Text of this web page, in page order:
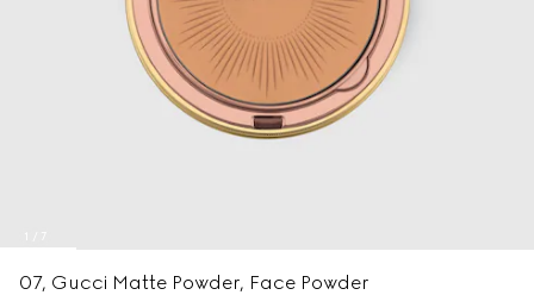
07, Gucci Matte Powder, Face Powder